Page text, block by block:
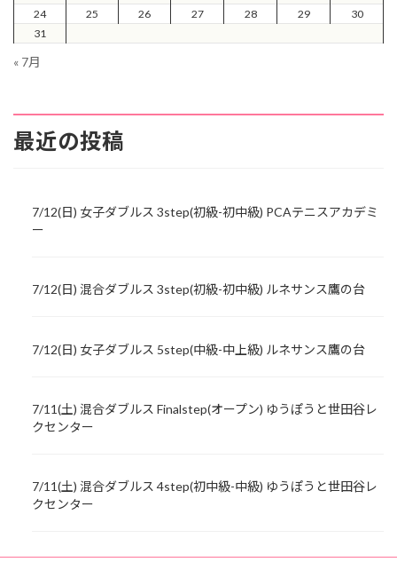
24
25 26 27 28 29
30
31
« 7月
最近の投稿
7/12(日) 女子ダブルス 3step(初級-初中級) PCAテニスアカデミ
ー
7/12(日) 混合ダブルス 3step(初級-初中級) ルネサンス鷹の台
7/12(日) 女子ダブルス 5step(中級-中上級) ルネサンス鷹の台
7/11(土) 混合ダブルス Finalstep(オープン) ゆうぽうと世田谷レ
クセンター
7/11(土) 混合ダブルス 4step(初中級-中級) ゆうぽうと世田谷レ
クセンター